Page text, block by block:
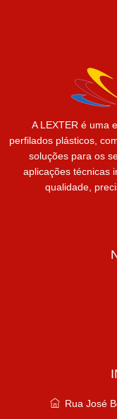
A LEXTER é uma
perfilados plásticos,
soluções para os
aplicações técnicas
qualidade,
Rua José